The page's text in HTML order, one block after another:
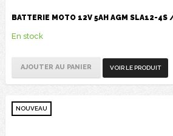
BATTERIE MOTO 12V 5AH AGM SLA12-4S
En stock
AJOUTER AU PANIER VOIR LE PRODUIT
NOUVEAU